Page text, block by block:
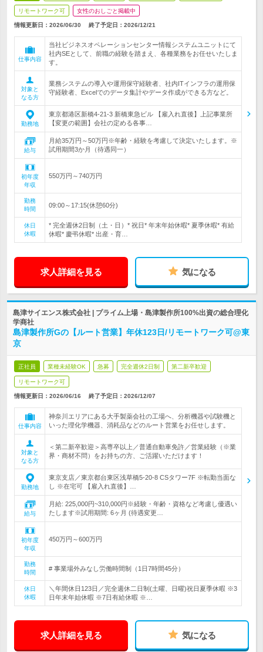
リモートワーク可 女性のおしごと掲載中
情報更新日：2026/06/30 終了予定日： 2026/12/21
仕事内容
当社ビジネスオペレーションセンター情報システムユニットにて
社内SEとして、前職の経験を踏まえ、各種業務をお任せいたしま
す。
対象と
なる方
業務システムの導入や運用保守経験者、社内ITインフラの運用保
守経験者、Excelでのデータ集計やデータ作成ができる方など。
勤務地
東京都港区新橋4-21-3 新橋東急ビル 【雇入れ直後】上記事業所
【変更の範囲】会社の定める各事…
給与
月給35万円～50万円※年齢・経験を考慮して決定いたします。※
試用期間3か月（待遇同一）
初年度
年収
550万円～740万円
勤務
時間
09:00～17:15(休憩60分)
休日
休暇
* 完全週休2日制（土・日）* 祝日* 年末年始休暇* 夏季休暇* 有給
休暇* 慶弔休暇* 出産・育…
求人詳細を見る 気になる
島津サイエンス株式会社 | プライム上場・島津製作所100%出資の総合理化
学商社
島津製作所Gの【ルート営業】年休123日/リモートワーク可@東
京
正社員 業種未経験OK 急募 完全週休2日制 第二新卒歓迎
リモートワーク可
情報更新日：2026/06/16 終了予定日： 2026/12/07
仕事内容
神奈川エリアにある大手製薬会社の工場へ、分析機器や試験機と
いった理化学機器、消耗品などのルート営業をお任せします。
対象と
なる方
＜第二新卒歓迎＞高専卒以上／普通自動車免許／営業経験（※業
界・商材不問）をお持ちの方、ご活躍いただけます！
勤務地
東京支店／東京都台東区浅草橋5-20-8 CSタワー7F ※転勤当面な
し ※在宅可 【雇入れ直後】…
給与
月給: 225,000円~310,000円※経験・年齢・資格など考慮し優遇い
たします※試用期間: 6ヶ月 (待遇変更…
初年度
年収
450万円～600万円
勤務
時間
# 事業場外みなし労働時間制（1日7時間45分）
休日
休暇
＼年間休日123日／完全週休二日制(土曜、日曜)祝日夏季休暇 ※3
日年末年始休暇 ※7日有給休暇 ※…
求人詳細を見る 気になる